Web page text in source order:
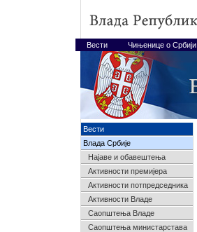
Вести Чињенице о Србији
Вести
Влада Србије
Најавe и обавештења
Активности премијера
Активности потпредседника
Активности Владе
Саопштења Владе
Саопштења министарстава